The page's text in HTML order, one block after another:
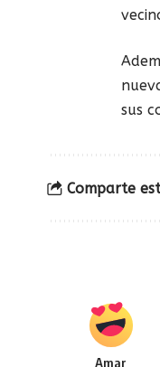
sus
Comparte
Amar